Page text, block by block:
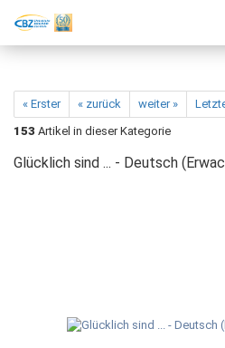
« Erster « zurück weiter »
153 Artikel in dieser Kategorie
Glücklich sind ... - Deutsch